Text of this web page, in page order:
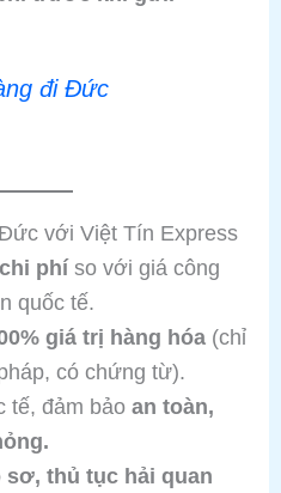
đi Đức
với Việt Tín Express
phíso với giá công
quốc tế.
giá trị hàng hóa(chỉ
có chứng từ).
tế, đảm bảo an toàn,
thủ tục hải quan